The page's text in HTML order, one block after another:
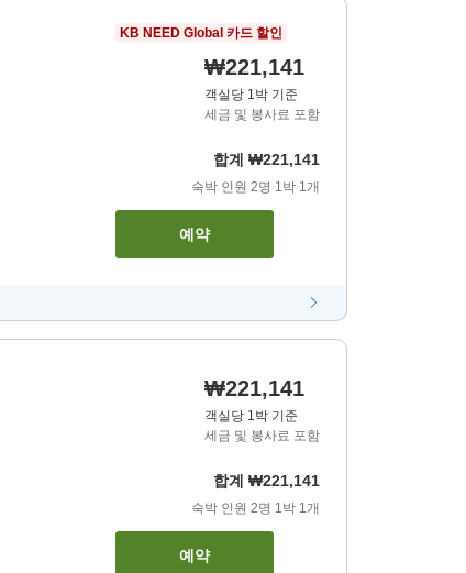
KB NEED Global 카드 할인
₩221,141
객실당 1박 기준
세금 및 봉사료 포함
합계 ₩221,141
숙박 인원 2명 1박 1개
예약
₩221,141
객실당 1박 기준
세금 및 봉사료 포함
합계 ₩221,141
숙박 인원 2명 1박 1개
예약